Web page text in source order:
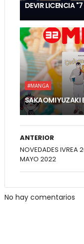
DEVIR LICENCIA
#MANGA
SAKAOMI YUZAKI
ANTERIOR
NOVEDADES IVREA
MAYO 2022
No hay comentarios